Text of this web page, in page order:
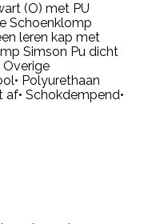
(O) met PU
Schoenklomp
leren kap met
Simson Pu dicht
Polyurethaan
Schokdempend•